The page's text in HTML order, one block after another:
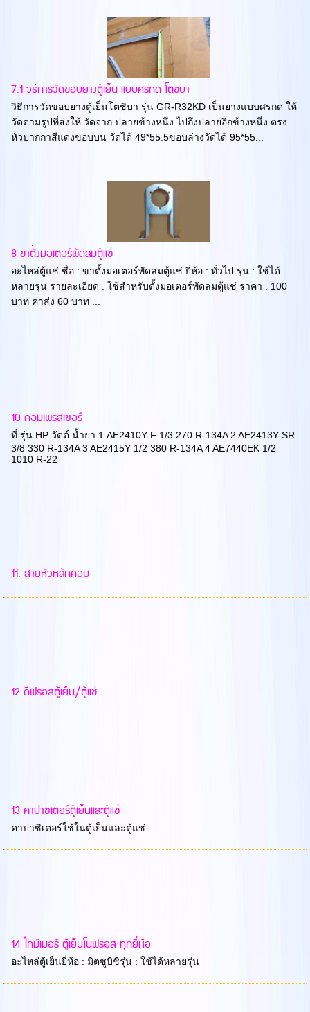
7.1 วิธีการวัดขอบยางตู้เย็น แบบศรกด โตชิบา
วิธีการวัดขอบยางตู้เย็นโตชิบา รุ่น GR-R32KD เป็นยางแบบศรกด ให้
วัดตามรูปที่ส่งให้ วัดจาก ปลายข้างหนึ่ง ไปถึงปลายอีกข้างหนึ่ง ตรง
หัวปากกาสีแดงขอบบน วัดได้ 49*55.5ขอบล่างวัดได้ 95*55...
8 ขาตั้งมอเตอร์พัดลมตู้แช่
อะไหล่ตู้แช่ ชื่อ : ขาตั้งมอเตอร์พัดลมตู้แช่ ยี่ห้อ : ทั่วไป รุ่น : ใช้ได้
หลายรุ่น รายละเอียด : ใช้สำหรับตั้งมอเตอร์พัดลมตู้แช่ ราคา : 100
บาท ค่าส่ง 60 บาท ...
10 คอมเพรสเซอร์
ที่ รุ่น HP วัตต์ น้ำยา 1 AE2410Y-F 1/3 270 R-134A 2 AE2413Y-SR
3/8 330 R-134A 3 AE2415Y 1/2 380 R-134A 4 AE7440EK 1/2
1010 R-22
11. สายหัวหลักคอม
12 ดีฟรอสตู้เย็น/ตู้แช่
13 คาปาซิเตอร์ตู้เย็นและตู้แช่
คาปาซิเตอร์ใช้ในตู้เย็นและตู้แช่
14 ไทม์เมอร์ ตู้เย็นโนฟรอส ทุกยี่ห้อ
อะไหล่ตู้เย็นยี่ห้อ : มิตซูบิชิรุ่น : ใช้ได้หลายรุ่น